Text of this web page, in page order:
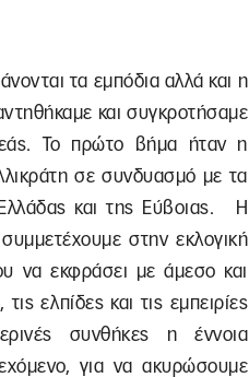
τα εμπόδια αλλά και η
και συγκροτήσαμε
Το πρώτο βήμα ήταν η
σε συνδυασμό με τα
και της Εύβοιας. Η
στην εκλογική
να εκφράσει με άμεσο και
ελπίδες και τις εμπειρίες
συνθήκες η έννοια
για να ακυρώσουμε